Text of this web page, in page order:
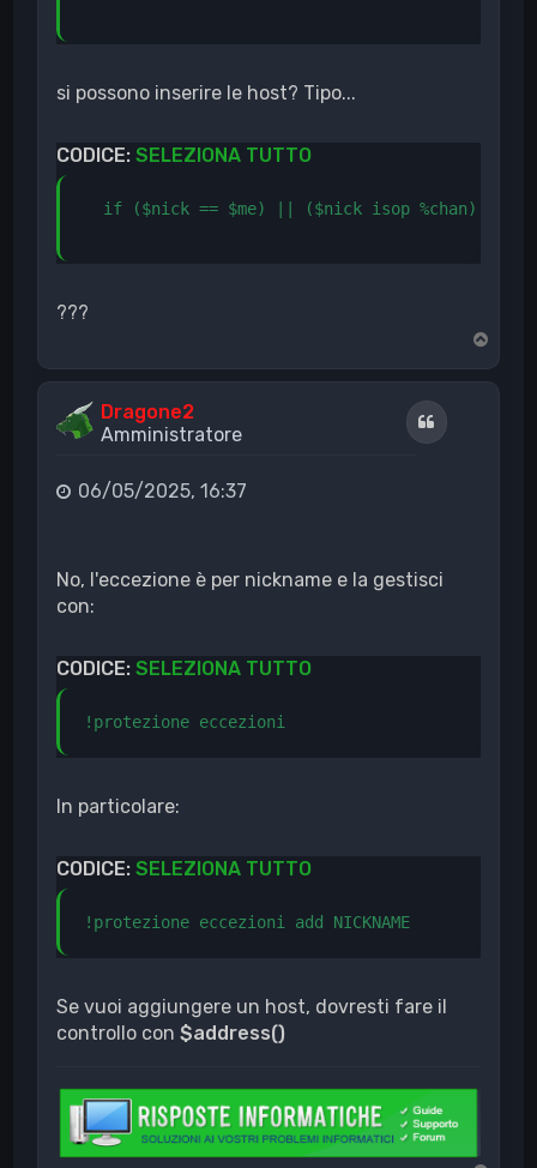
si possono inserire le host? Tipo...
CODICE:SELEZIONA TUTTO
if ($nick == $me) || ($nick isop %chan) ||
???
o
p
Dragone2
Amministratore
Cita
06/05/2025, 16:37
No, l'eccezione è per nickname e la gestisci
con:
CODICE:SELEZIONA TUTTO
!protezione eccezioni
In particolare:
CODICE:SELEZIONA TUTTO
!protezione eccezioni add NICKNAME
Se vuoi aggiungere un host, dovresti fare il
controllo con$address()